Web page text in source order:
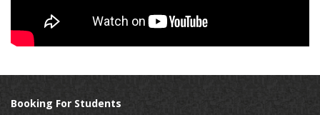
Booking For Students